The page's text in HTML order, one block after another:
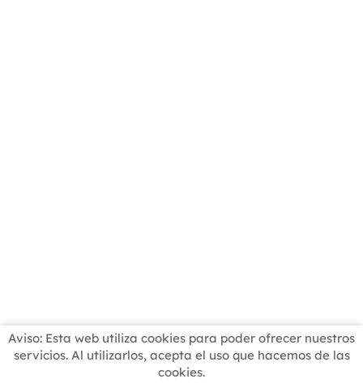
Aviso: Esta web utiliza cookies para poder ofrecer nuestros
servicios. Al utilizarlos, acepta el uso que hacemos de las
cookies.